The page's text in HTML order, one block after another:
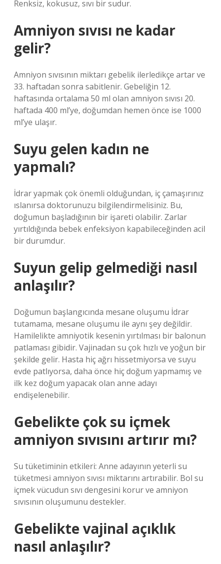
Renksiz, kokusuz, sıvı bir sudur.
Amniyon sıvısı ne kadar
gelir?
Amniyon sıvısının miktarı gebelik ilerledikçe artar ve
33. haftadan sonra sabitlenir. Gebeliğin 12.
haftasında ortalama 50 ml olan amniyon sıvısı 20.
haftada 400 ml’ye, doğumdan hemen önce ise 1000
ml’ye ulaşır.
Suyu gelen kadın ne
yapmalı?
İdrar yapmak çok önemli olduğundan, iç çamaşırınız
ıslanırsa doktorunuzu bilgilendirmelisiniz. Bu,
doğumun başladığının bir işareti olabilir. Zarlar
yırtıldığında bebek enfeksiyon kapabileceğinden acil
bir durumdur.
Suyun gelip gelmediği nasıl
anlaşılır?
Doğumun başlangıcında mesane oluşumu İdrar
tutamama, mesane oluşumu ile aynı şey değildir.
Hamilelikte amniyotik kesenin yırtılması bir balonun
patlaması gibidir. Vajinadan su çok hızlı ve yoğun bir
şekilde gelir. Hasta hiç ağrı hissetmiyorsa ve suyu
evde patlıyorsa, daha önce hiç doğum yapmamış ve
ilk kez doğum yapacak olan anne adayı
endişelenebilir.
Gebelikte çok su içmek
amniyon sıvısını artırır mı?
Su tüketiminin etkileri: Anne adayının yeterli su
tüketmesi amniyon sıvısı miktarını artırabilir. Bol su
içmek vücudun sıvı dengesini korur ve amniyon
sıvısının oluşumunu destekler.
Gebelikte vajinal açıklık
nasıl anlaşılır?